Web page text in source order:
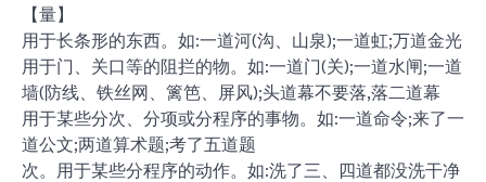
【量】
用于长条形的东西。如:一道河(沟、山泉);一道虹;万道金光
用于门、关口等的阻拦的物。如:一道门(关);一道水闸;一道
墙(防线、铁丝网、篱笆、屏风);头道幕不要落,落二道幕
用于某些分次、分项或分程序的事物。如:一道命令;来了一
道公文;两道算术题;考了五道题
次。用于某些分程序的动作。如:洗了三、四道都没洗干净